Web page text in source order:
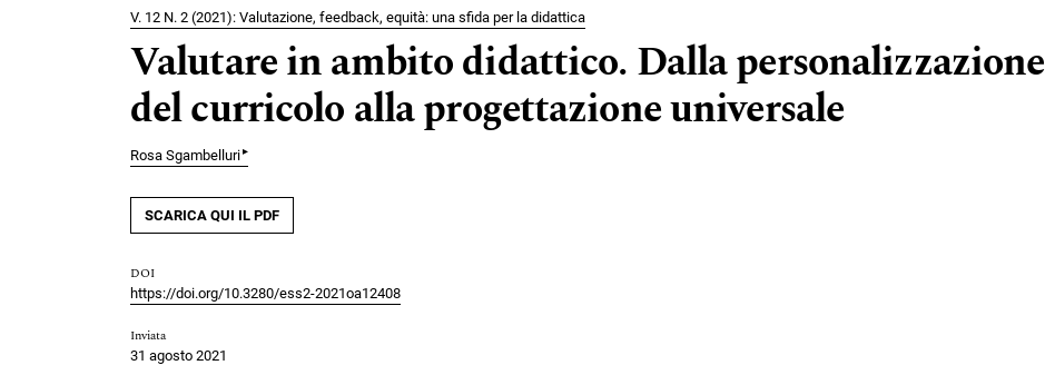
V. 12 N. 2 (2021): Valutazione, feedback, equità: una sfida per la didattica
Valutare in ambito didattico. Dalla personalizzazione
del curricolo alla progettazione universale
Rosa Sgambelluri▸
SCARICA QUI IL PDF
DOI
https://doi.org/10.3280/ess2-2021oa12408
Inviata
31 agosto 2021